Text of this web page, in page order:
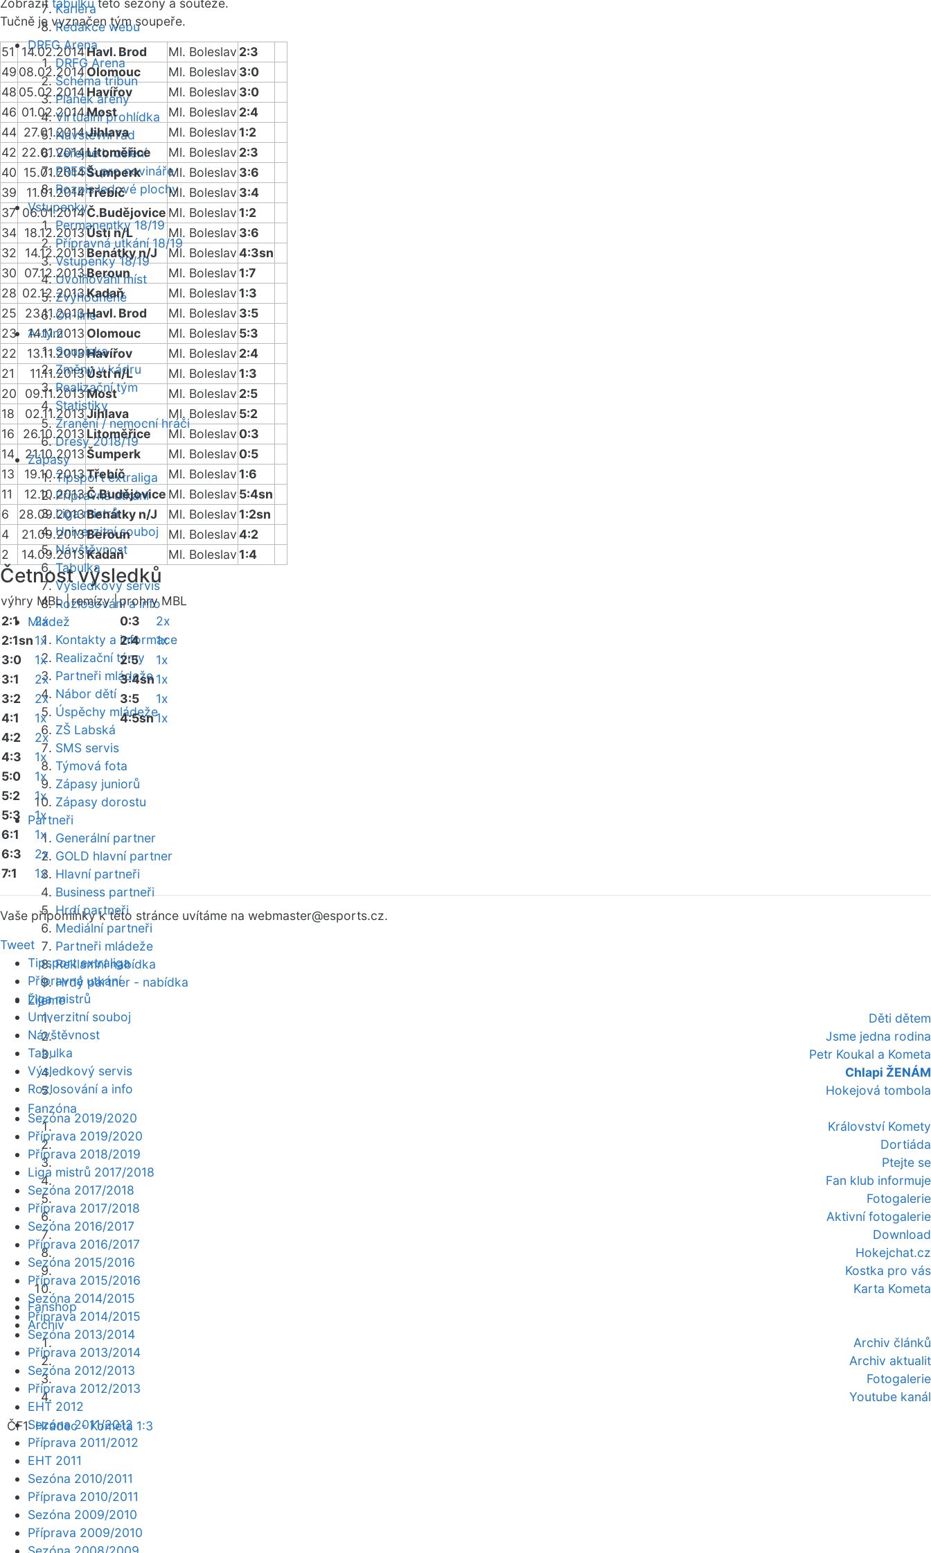
Kariéra
Redakce webu
DRFG Arena
DRFG Arena
Schéma tribun
Plánek areny
Virtuální prohlídka
Návštěvní řád
Veřejné bruslení
PRESS: pro novináře
Rozpis ledové plochy
Vstupenky
Permanentky 18/19
Přípravná utkání 18/19
Vstupenky 18/19
Uvolňování míst
Zvýhodněné
On-line
A-tým
Soupiska
Změny v kádru
Realizační tým
Statistiky
Zranění / nemocní hráči
Dresy 2018/19
Zápasy
Tipsport extraliga
Přípravná utkání
Liga mistrů
Univerzitní souboj
Návštěvnost
Tabulka
Výsledkový servis
Rozlosování a info
Mládež
Kontakty a informace
Realizační týmy
Partneři mládeže
Nábor dětí
Úspěchy mládeže
ZŠ Labská
SMS servis
Týmová fota
Zápasy juniorů
Zápasy dorostu
Partneři
Generální partner
GOLD hlavní partner
Hlavní partneři
Business partneři
Hrdí partneři
Mediální partneři
Partneři mládeže
Reklamní nabídka
Hrdý partner - nabídka
Žijeme
Děti dětem
Jsme jedna rodina
Petr Koukal a Kometa
Chlapi ŽENÁM
Hokejová tombola
Fanzóna
Království Komety
Dortiáda
Ptejte se
Fan klub informuje
Fotogalerie
Aktivní fotogalerie
Download
Hokejchat.cz
Kostka pro vás
Karta Kometa
Fanshop
Archiv
Archiv článků
Archiv aktualit
Fotogalerie
Youtube kanál
ČF1:Hradec - Kometa 1:3
Zobrazit tabulku této sezóny a soutěže.
Tučně je vyznačen tým soupeře.
51 14.02.2014Havl. Brod Ml. Boleslav 2:3
49 08.02.2014Olomouc Ml. Boleslav 3:0
48 05.02.2014Havířov Ml. Boleslav 3:0
46 01.02.2014Most Ml. Boleslav 2:4
44 27.01.2014Jihlava Ml. Boleslav 1:2
42 22.01.2014Litoměřice Ml. Boleslav 2:3
40 15.01.2014Šumperk Ml. Boleslav 3:6
39
11.01.2014Třebíč Ml. Boleslav 3:4
37 06.01.2014Č.Budějovice Ml. Boleslav 1:2
34 18.12.2013Ústí n/L Ml. Boleslav 3:6
32
14.12.2013 Benátky n/J Ml. Boleslav4:3sn
30
07.12.2013Beroun Ml. Boleslav 1:7
28 02.12.2013Kadaň Ml. Boleslav 1:3
25
23.11.2013Havl. Brod Ml. Boleslav 3:5
23
14.11.2013 Olomouc Ml. Boleslav 5:3
22
13.11.2013Havířov Ml. Boleslav 2:4
21
11.11.2013 Ústí n/L Ml. Boleslav 1:3
20
09.11.2013Most Ml. Boleslav 2:5
18
02.11.2013Jihlava Ml. Boleslav 5:2
16
26.10.2013 Litoměřice Ml. Boleslav 0:3
14
21.10.2013Šumperk Ml. Boleslav 0:5
13
19.10.2013Třebíč Ml. Boleslav 1:6
11
12.10.2013Č.Budějovice Ml. Boleslav 5:4sn
6
28.09.2013Benátky n/J Ml. Boleslav 1:2sn
4
21.09.2013Beroun Ml. Boleslav4:2
2
14.09.2013Kadaň Ml. Boleslav 1:4
Četnost výsledků
výhry MBL |remízy |prohry MBL
2:1
2x
2:1sn1x
3:0
1x
3:1
2x
3:2
2x
4:1
1x
4:2
2x
4:3
1x
5:0
1x
5:2
1x
5:3
1x
6:1
1x
6:3
2x
7:1
1x
0:3
2x
2:4
1x
2:5
1x
3:4sn1x
3:5
1x
4:5sn1x
Vaše připomínky k této stránce uvítáme na webmaster@esports.cz.
Tweet
Tipsport extraliga
Přípravná utkání
Liga mistrů
Univerzitní souboj
Návštěvnost
Tabulka
Výsledkový servis
Rozlosování a info
Sezóna 2019/2020
Příprava 2019/2020
Příprava 2018/2019
Liga mistrů 2017/2018
Sezóna 2017/2018
Příprava 2017/2018
Sezóna 2016/2017
Příprava 2016/2017
Sezóna 2015/2016
Příprava 2015/2016
Sezóna 2014/2015
Příprava 2014/2015
Sezóna 2013/2014
Příprava 2013/2014
Sezóna 2012/2013
Příprava 2012/2013
EHT 2012
Sezóna 2011/2012
Příprava 2011/2012
EHT 2011
Sezóna 2010/2011
Příprava 2010/2011
Sezóna 2009/2010
Příprava 2009/2010